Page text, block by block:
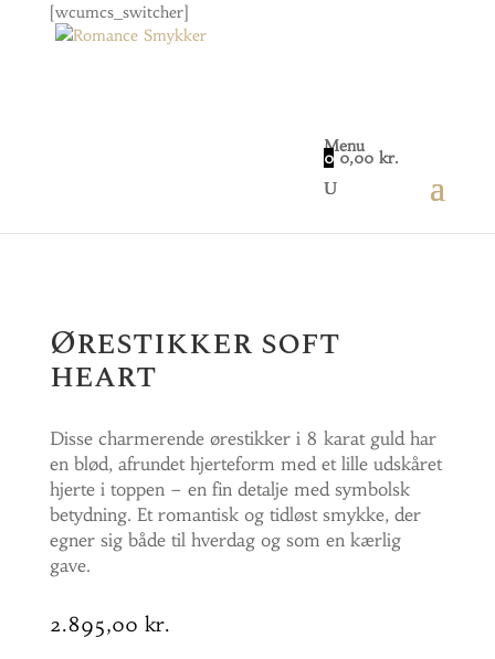
[wcumcs_switcher]
Menu
0 0,00kr.
/ Ørestikker soft heart
Ørestikker soft
heart
Disse charmerende ørestikker i 8 karat guld har
en blød, afrundet hjerteform med et lille udskåret
hjerte i toppen – en fin detalje med symbolsk
betydning. Et romantisk og tidløst smykke, der
egner sig både til hverdag og som en kærlig
gave.
2.895,00 kr.